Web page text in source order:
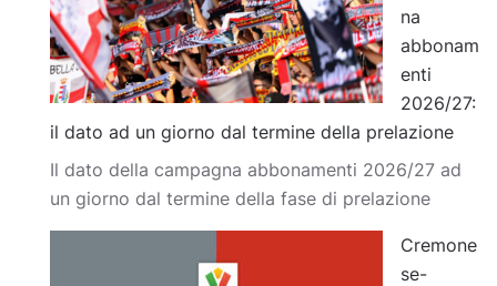
na
abbonam
enti
2026/27:
il dato ad un giorno dal termine della prelazione
Il dato della campagna abbonamenti 2026/27 ad
un giorno dal termine della fase di prelazione
Cremone
se-